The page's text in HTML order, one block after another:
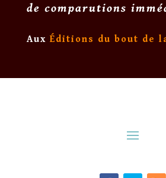
de comparutions
Aux Éditions du bout de